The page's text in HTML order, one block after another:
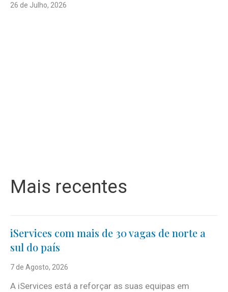
26 de Julho, 2026
Mais recentes
iServices com mais de 30 vagas de norte a
sul do país
7 de Agosto, 2026
A iServices está a reforçar as suas equipas em